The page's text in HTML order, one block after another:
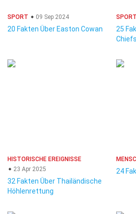
SPORT 09 Sep 2024
20 Fakten Über Easton Cowan
SPORT
25
Chiefs
HISTORISCHE EREIGNISSE
23 Apr 2025
32 Fakten Über Thailändische
Höhlenrettung
24